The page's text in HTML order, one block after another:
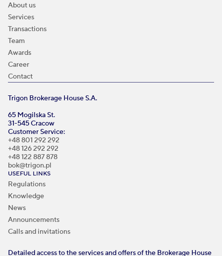
About us
Services
Transactions
Team
Awards
Career
Contact
Trigon Brokerage House S.A.
65 Mogilska St.
31-545 Cracow
Customer Service:
+48 801 292 292
+48 126 292 292
+48 122 887 878
bok@trigon.pl
USEFUL LINKS
Regulations
Knowledge
News
Announcements
Calls and invitations
Detailed access to the services and offers of the Brokerage House